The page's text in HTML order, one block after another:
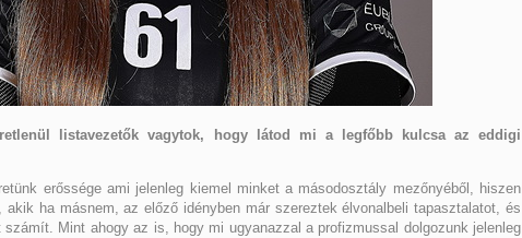
listavezetők vagytok, hogy látod mi a legfőbb kulcsa az eddigi
erőssége ami jelenleg kiemel minket a másodosztály mezőnyéből, hiszen
ha másnem, az előző idényben már szereztek élvonalbeli tapasztalatot, és
Mint ahogy az is, hogy mi ugyanazzal a profizmussal dolgozunk jelenleg